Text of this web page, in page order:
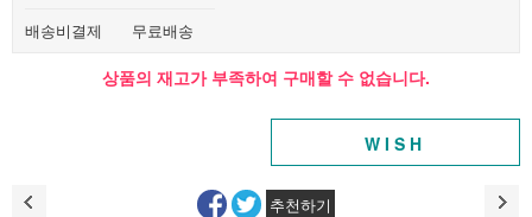
배송비결제
무료배송
상품의 재고가 부족하여 구매할 수 없습니다.
WISH
추천하기